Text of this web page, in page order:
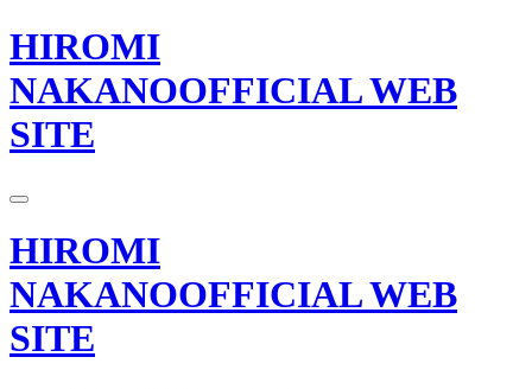
HIROMI
NAKANOOFFICIAL WEB
SITE
HIROMI
NAKANOOFFICIAL WEB
SITE